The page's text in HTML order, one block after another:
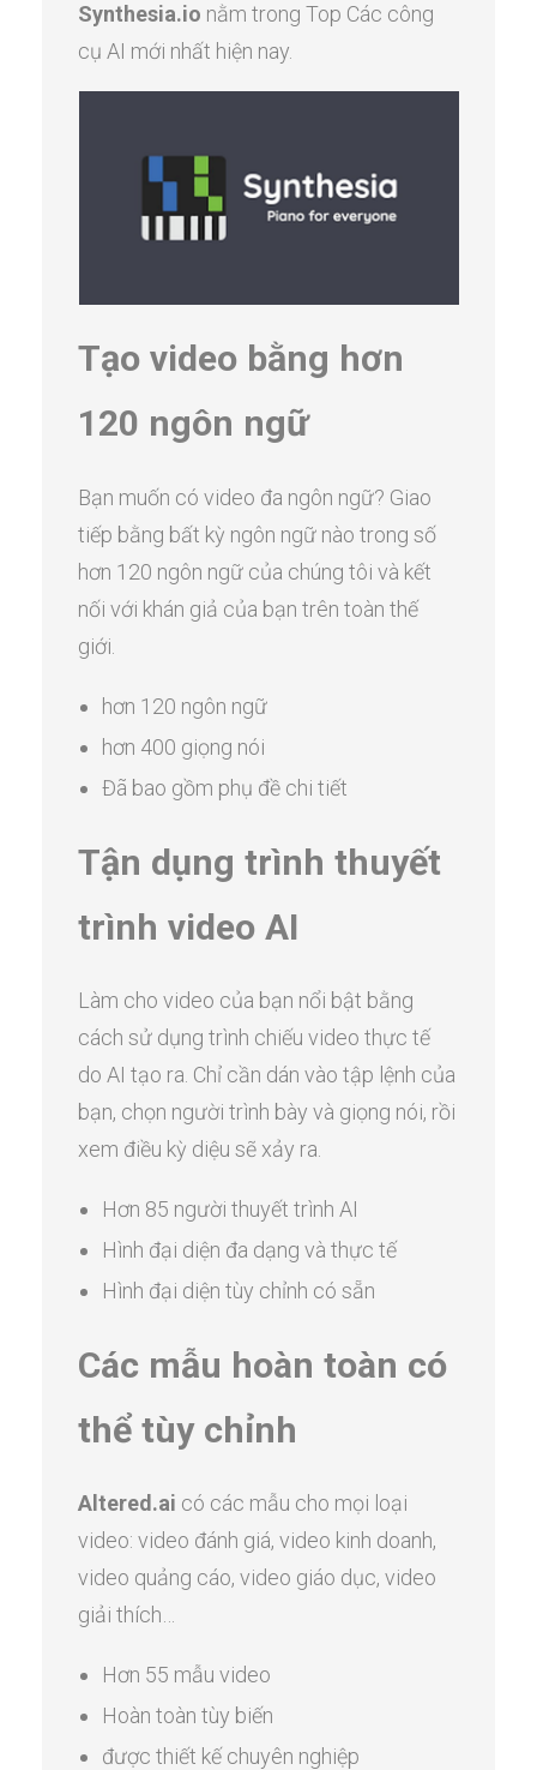
Synthesia.io nằm trong Top Các công
cụ AI mới nhất hiện nay.
Tạo video bằng hơn
120 ngôn ngữ
Bạn muốn có video đa ngôn ngữ? Giao
tiếp bằng bất kỳ ngôn ngữ nào trong số
hơn 120 ngôn ngữ của chúng tôi và kết
nối với khán giả của bạn trên toàn thế
giới.
hơn 120 ngôn ngữ
hơn 400 giọng nói
Đã bao gồm phụ đề chi tiết
Tận dụng trình thuyết
trình video AI
Làm cho video của bạn nổi bật bằng
cách sử dụng trình chiếu video thực tế
do AI tạo ra. Chỉ cần dán vào tập lệnh của
bạn, chọn người trình bày và giọng nói, rồi
xem điều kỳ diệu sẽ xảy ra.
Hơn 85 người thuyết trình AI
Hình đại diện đa dạng và thực tế
Hình đại diện tùy chỉnh có sẵn
Các mẫu hoàn toàn có
thể tùy chỉnh
Altered.ai có các mẫu cho mọi loại
video: video đánh giá, video kinh doanh,
video quảng cáo, video giáo dục, video
giải thích…
Hơn 55 mẫu video
Hoàn toàn tùy biến
được thiết kế chuyên nghiệp